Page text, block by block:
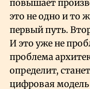
повышает
это не одно и то
первый путь.
И это уже не
проблема
определит,
цифровая